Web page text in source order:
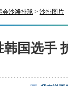
会沙滩排球 > 沙排图片
国选手